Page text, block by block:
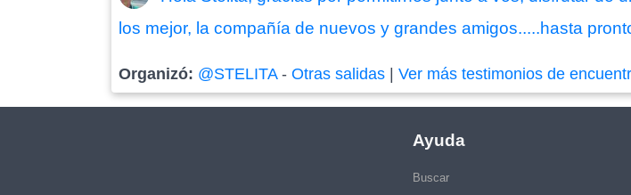
los mejor, la compañía de nuevos y grandes amigos.....hasta
Organizó: @STELITA-Otras salidas |Ver más testimonios de
Ayuda
Buscar